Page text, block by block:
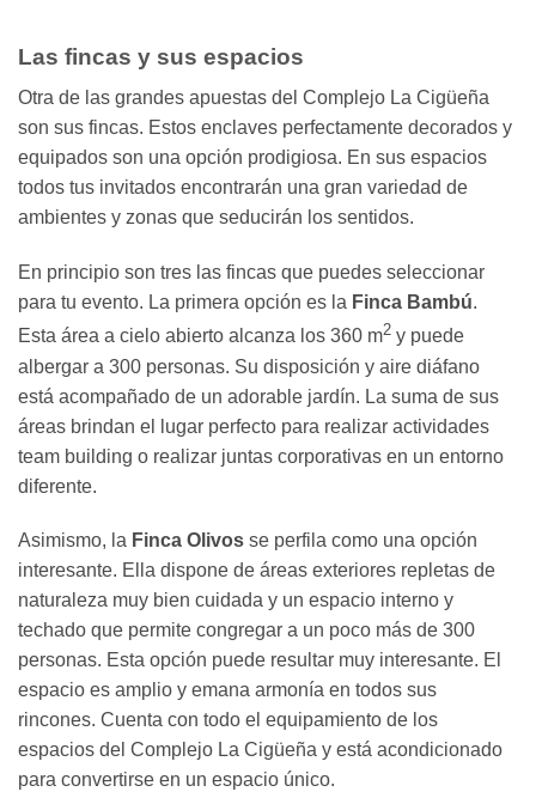
Las fincas y sus espacios
Otra de las grandes apuestas del Complejo La Cigüeña
son sus fincas. Estos enclaves perfectamente decorados y
equipados son una opción prodigiosa. En sus espacios
todos tus invitados encontrarán una gran variedad de
ambientes y zonas que seducirán los sentidos.
En principio son tres las fincas que puedes seleccionar
para tu evento. La primera opción es la Finca Bambú.
Esta área a cielo abierto alcanza los 360 m2 y puede
albergar a 300 personas. Su disposición y aire diáfano
está acompañado de un adorable jardín. La suma de sus
áreas brindan el lugar perfecto para realizar actividades
team building o realizar juntas corporativas en un entorno
diferente.
Asimismo, la Finca Olivos se perfila como una opción
interesante. Ella dispone de áreas exteriores repletas de
naturaleza muy bien cuidada y un espacio interno y
techado que permite congregar a un poco más de 300
personas. Esta opción puede resultar muy interesante. El
espacio es amplio y emana armonía en todos sus
rincones. Cuenta con todo el equipamiento de los
espacios del Complejo La Cigüeña y está acondicionado
para convertirse en un espacio único.